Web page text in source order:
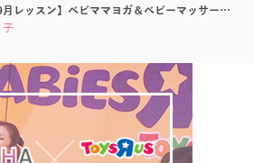
月レッスン】ベビママヨガ＆ベビーマッサー…
子